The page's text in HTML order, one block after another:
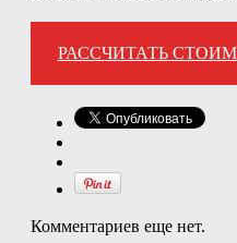
РАССЧИТАТЬ
Комментариев еще нет.